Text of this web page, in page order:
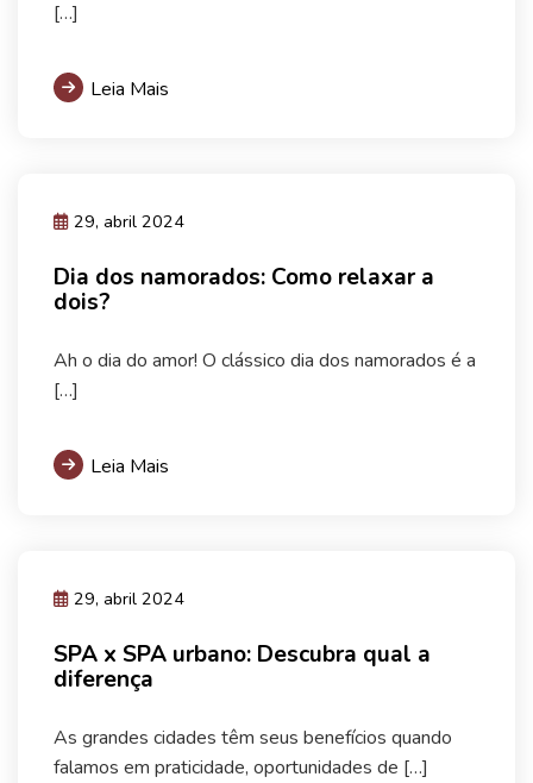
[…]
Leia Mais
29, abril 2024
Dia dos namorados: Como relaxar a
dois?
Ah o dia do amor! O clássico dia dos namorados é a
[…]
Leia Mais
29, abril 2024
SPA x SPA urbano: Descubra qual a
diferença
As grandes cidades têm seus benefícios quando
falamos em praticidade, oportunidades de […]